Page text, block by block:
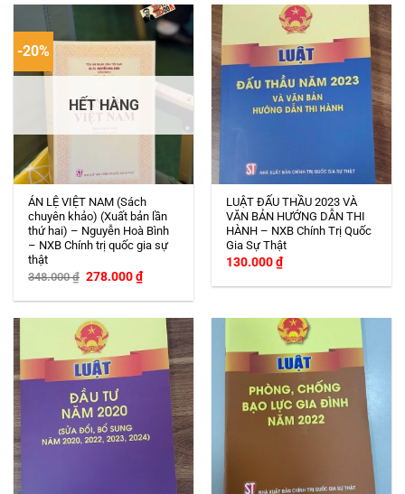
213.000 ₫.
-20%
HẾT HÀNG
ÁN LỆ VIỆT NAM (Sách
chuyên khảo) (Xuất bản lần
thứ hai) – Nguyễn Hoà Bình
– NXB Chính trị quốc gia sự
thật
348.000₫ Giá
là:
278.000₫Giá
hiện
tại
278.000 ₫.
LUẬT ĐẤU THẦU 2023 VÀ
VĂN BẢN HƯỚNG DẪN THI
HÀNH – NXB Chính Trị Quốc
Gia Sự Thật
130.000₫